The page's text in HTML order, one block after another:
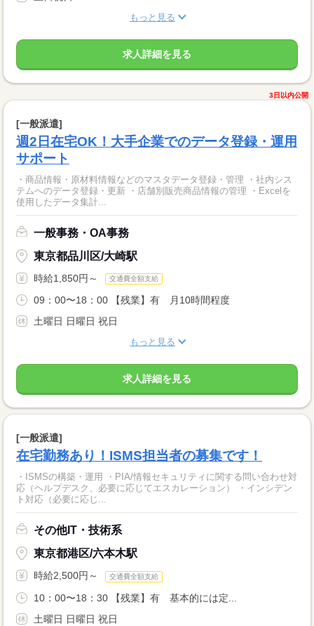
もっと見る
求人詳細を見る
3日以内公開
[一般派遣]
週2日在宅OK！大手企業でのデータ登録・運用
サポート
・商品情報・原材料情報などのマスタデータ登録・管理 ・社内シス
テムへのデータ登録・更新 ・店舗別販売商品情報の管理 ・Excelを
使用したデータ集計...
一般事務・OA事務
東京都品川区/大崎駅
時給1,850円～ 交通費全額支給
09：00〜18：00 【残業】有 月10時間程度
土曜日 日曜日 祝日
もっと見る
求人詳細を見る
[一般派遣]
在宅勤務あり！ISMS担当者の募集です！
・ISMSの構築・運用 ・PIA/情報セキュリティに関する問い合わせ対
応（ヘルプデスク、必要に応じてエスカレーション） ・インシデン
ト対応（必要に応じ...
その他IT・技術系
東京都港区/六本木駅
時給2,500円～ 交通費全額支給
10：00〜18：30 【残業】有 基本的には定...
土曜日 日曜日 祝日